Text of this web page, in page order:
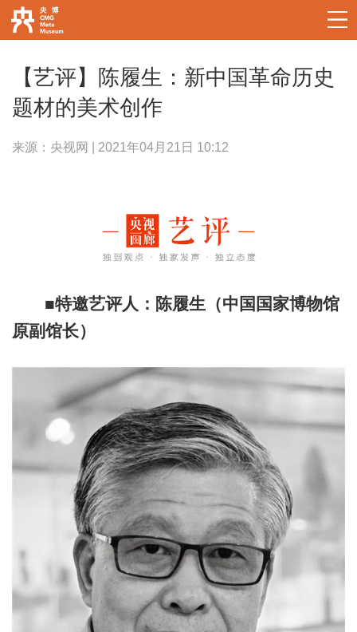
【艺评】陈履生：新中国革命历史
题材的美术创作
来源：央视网 | 2021年04月21日 10:12
■特邀艺评人：陈履生（中国国家博物馆
原副馆长）